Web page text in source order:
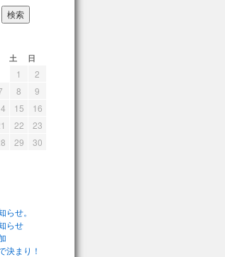
土 日
1
2
8
9
15
16
22
23
29
30
らせ。
らせ
決まり！